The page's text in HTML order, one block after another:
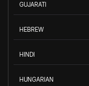
GUJARATI
HEBREW
HINDI
HUNGARIAN